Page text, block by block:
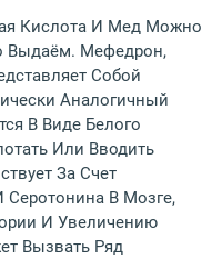
Кислота И Мед Можно
Выдаём. Мефедрон,
Собой
Аналогичный
В Виде Белого
Или Вводить
За Счет
В Мозге,
И Увеличению
Вызвать Ряд